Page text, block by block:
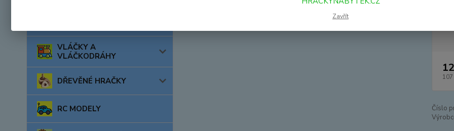
VLÁČKY A
VLÁČKODRÁHY
DŘEVĚNÉ HRAČKY
RC MODELY
107
Číslo
Zavřít